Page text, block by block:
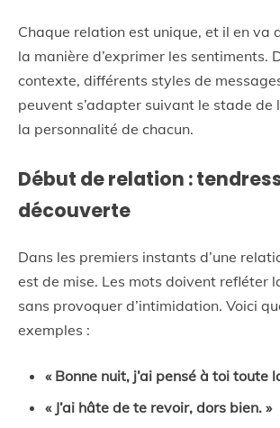
Chaque relation est unique, et il en va
la manière d’exprimer les sentiments.
contexte, différents styles de
peuvent s’adapter suivant le stade de
la personnalité de chacun.
Début de relation :
découverte
Dans les premiers instants d’une
est de mise. Les mots doivent refléter
sans provoquer d’intimidation. Voici
exemples :
« Bonne nuit, j’ai pensé à toi toute
« J’ai hâte de te revoir, dors bien. »